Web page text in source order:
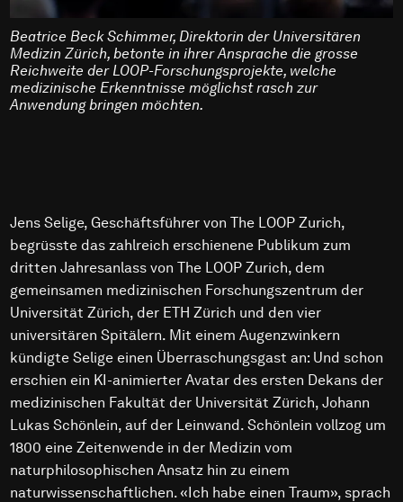
Beatrice Beck Schimmer, Direktorin der Universitären
Medizin Zürich, betonte in ihrer Ansprache die grosse
Reichweite der LOOP-Forschungsprojekte, welche
medizinische Erkenntnisse möglichst rasch zur
Anwendung bringen möchten.
Jens Selige, Geschäftsführer von The LOOP Zurich,
begrüsste das zahlreich erschienene Publikum zum
dritten Jahresanlass von The LOOP Zurich, dem
gemeinsamen medizinischen Forschungszentrum der
Universität Zürich, der ETH Zürich und den vier
universitären Spitälern. Mit einem Augenzwinkern
kündigte Selige einen Überraschungsgast an: Und schon
erschien ein KI-animierter Avatar des ersten Dekans der
medizinischen Fakultät der Universität Zürich, Johann
Lukas Schönlein, auf der Leinwand. Schönlein vollzog um
1800 eine Zeitenwende in der Medizin vom
naturphilosophischen Ansatz hin zu einem
naturwissenschaftlichen. «Ich habe einen Traum», sprach